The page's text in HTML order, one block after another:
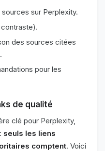
sur Perplexity.
des sources citées
pour les
de qualité
clé pour Perplexity,
seuls les liens
comptent. Voici